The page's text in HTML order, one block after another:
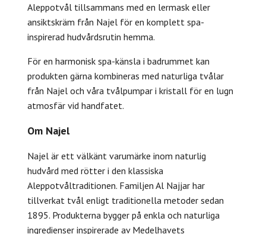
Aleppotvål tillsammans med en lermask eller
ansiktskräm från Najel för en komplett spa-
inspirerad hudvårdsrutin hemma.
För en harmonisk spa-känsla i badrummet kan
produkten gärna kombineras med naturliga tvålar
från Najel och våra tvålpumpar i kristall för en lugn
atmosfär vid handfatet.
Om Najel
Najel är ett välkänt varumärke inom naturlig
hudvård med rötter i den klassiska
Aleppotvåltraditionen. Familjen Al Najjar har
tillverkat tvål enligt traditionella metoder sedan
1895. Produkterna bygger på enkla och naturliga
ingredienser inspirerade av Medelhavets